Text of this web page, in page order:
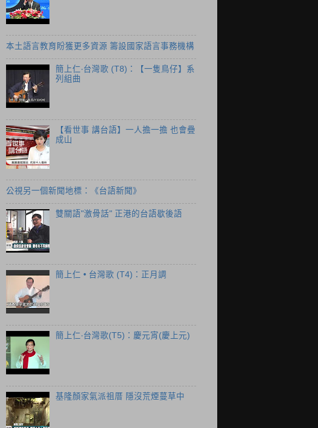
本土語言教育盼獲更多資源 籌設國家語言事務機構
簡上仁‧台灣歌 (T8)：【一隻鳥仔】系
列組曲
【看世事 講台語】一人擔一擔 也會疊
成山
公視另一個新聞地標：《台語新聞》
雙關語"激骨話" 正港的台語歇後語
簡上仁 • 台灣歌 (T4)：正月調
簡上仁‧台灣歌(T5)：慶元宵(慶上元)
基隆顏家氣派祖厝 隱沒荒煙蔓草中